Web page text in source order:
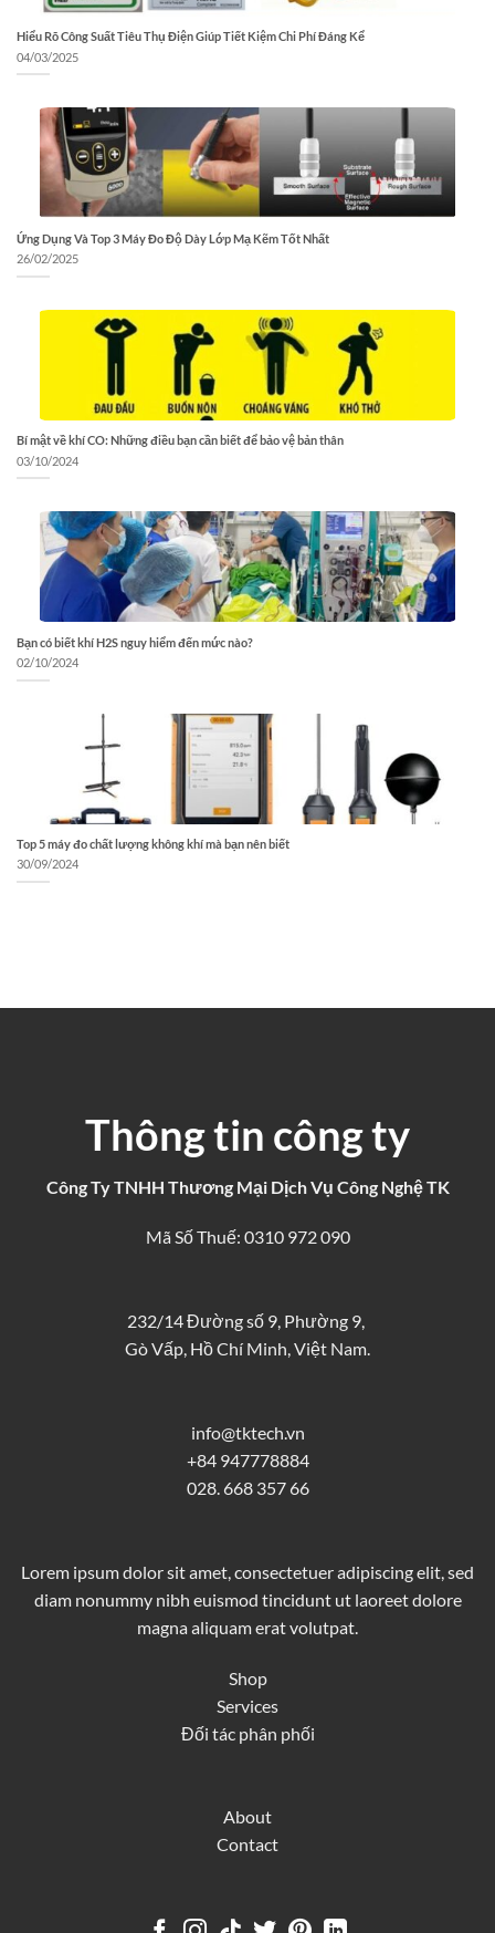
Hiểu Rõ Công Suất Tiêu Thụ Điện Giúp Tiết Kiệm Chi Phí Đáng Kể
04/03/2025
Ứng Dụng Và Top 3 Máy Đo Độ Dày Lớp Mạ Kẽm Tốt Nhất
26/02/2025
Bí mật về khí CO: Những điều bạn cần biết để bảo vệ bản thân
03/10/2024
Bạn có biết khí H2S nguy hiểm đến mức nào?
02/10/2024
Top 5 máy đo chất lượng không khí mà bạn nên biết
30/09/2024
Thông tin công ty
Công Ty TNHH Thương Mại Dịch Vụ Công Nghệ TK
Mã Số Thuế: 0310 972 090
232/14 Đường số 9, Phường 9,
Gò Vấp, Hồ Chí Minh, Việt Nam.
info@tktech.vn
+84 947778884
028. 668 357 66
Lorem ipsum dolor sit amet, consectetuer adipiscing elit, sed
diam nonummy nibh euismod tincidunt ut laoreet dolore
magna aliquam erat volutpat.
Shop
Services
Đối tác phân phối
About
Contact